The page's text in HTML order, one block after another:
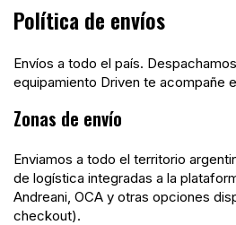
Política de envíos
Envíos a todo el país.
equipamiento Driven te acompañe
Zonas de envío
Enviamos a todo el territorio
de logística integradas a la
Andreani, OCA y otras opciones
checkout).